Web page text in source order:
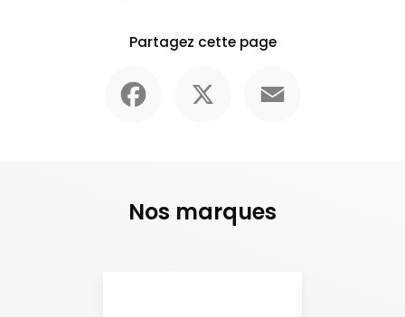
Partagez cette page
Nos marques